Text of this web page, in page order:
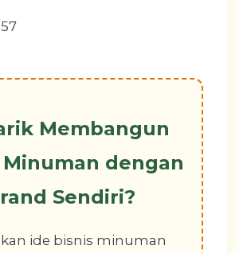
57
Membangun
Minuman dengan
Sendiri?
ide bisnis minuman